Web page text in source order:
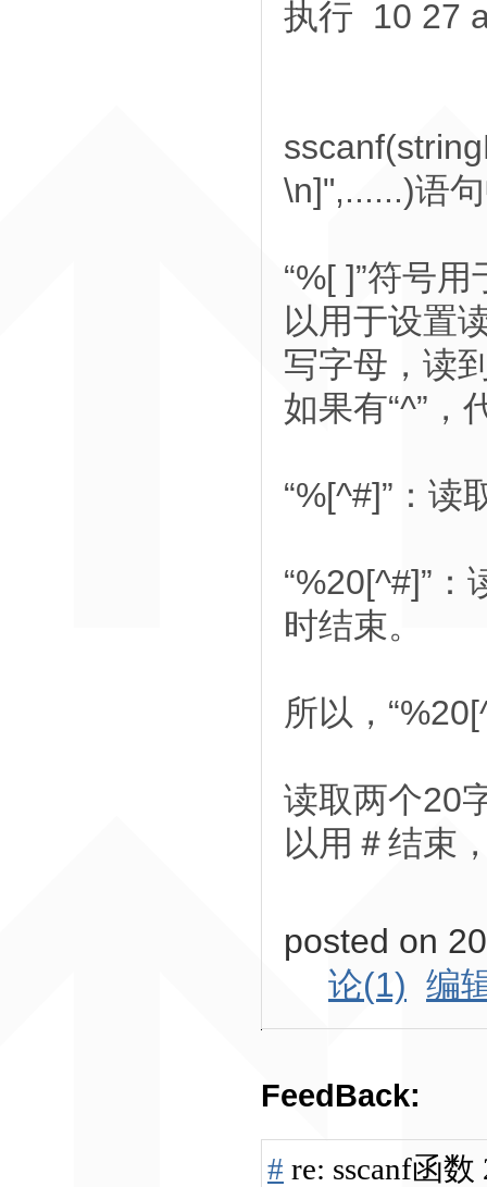
执行 10 27
\n]",......)语
“%[ ]”符号
以用于设置
写字母，读
如果有“^”，
“%[^#]”：读
“%20[^#]”：
时结束。
所以，
读取两个20
以用＃结束
posted on
论(1) 编
FeedBack:
# re: sscanf函数